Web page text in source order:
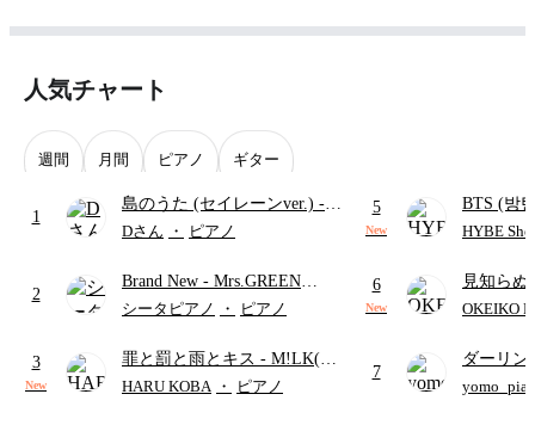
人気チャート
週間 月間 ピアノ ギター
1
島のうた (セイレーンver.) -
セイレーン(CV.鈴木みのり)
ード・ペダル付き/『映画ちい
かわ 人魚の島のひみつ』よ
Dさん ・ ピアノ
2
Brand New - Mrs.GREEN
APPLE
シータピアノ ・ ピアノ
3
New
罪と罰と雨とキス - M!LK(佐
野勇斗&吉田仁人)
HARU KOBA ・ ピアノ
5
New
BTS (방
HYBE
6
New
見知ら
ャツが乾
OKEIKO
7
ダーリン
APPLE (